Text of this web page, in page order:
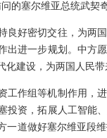
的塞尔维亚总统武契奇
好密切交往，为两
进一步规划。中方
建设，为两国人民带
作组等机制作用，
资，拓展人工智能
一道做好塞尔维亚段